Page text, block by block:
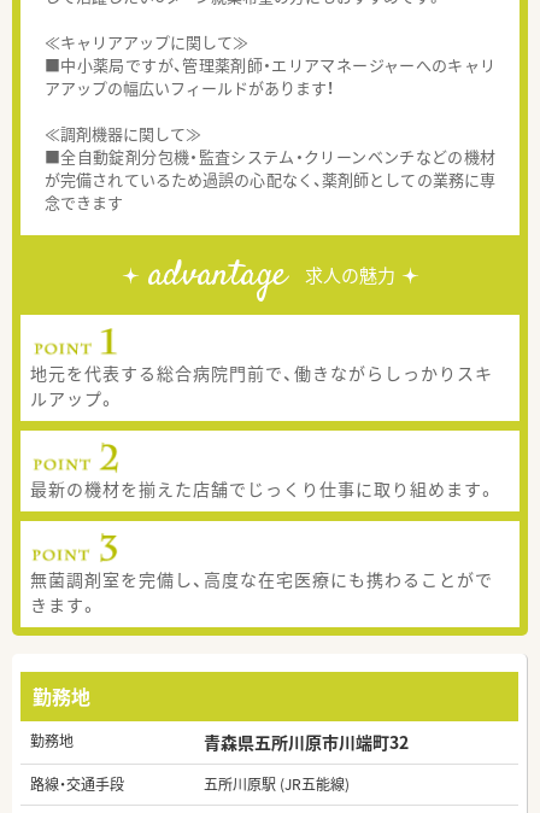
≪キャリアアップに関して≫
■中小薬局ですが、管理薬剤師・エリアマネージャーへのキャリ
アアップの幅広いフィールドがあります！
≪調剤機器に関して≫
■全自動錠剤分包機・監査システム・クリーンベンチなどの機材
が完備されているため過誤の心配なく、薬剤師としての業務に専
念できます
advantage 求人の魅力
地元を代表する総合病院門前で、働きながらしっかりスキ
ルアップ。
最新の機材を揃えた店舗でじっくり仕事に取り組めます。
無菌調剤室を完備し、高度な在宅医療にも携わることがで
きます。
勤務地
勤務地 青森県五所川原市川端町32
路線・交通手段
五所川原駅 (JR五能線)